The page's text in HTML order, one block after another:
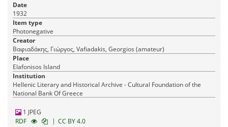
Date
1932
Item type
Photonegative
Creator
Βαφιαδάκης, Γιώργος, Vafiadakis, Georgios (amateur)
Place
Elafonisos Island
Institution
Hellenic Literary and Historical Archive - Cultural Foundation of the
National Bank Of Greece
1 JPEG
RDF
| CC BY 4.0